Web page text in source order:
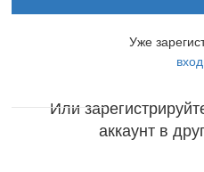
Уже
Или
аккаунт в